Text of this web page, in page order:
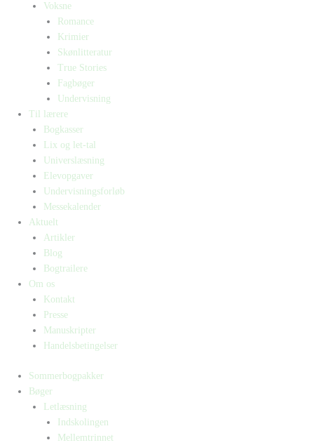
Voksne
Romance
Krimier
Skønlitteratur
True Stories
Fagbøger
Undervisning
Til lærere
Bogkasser
Lix og let-tal
Universlæsning
Elevopgaver
Undervisningsforløb
Messekalender
Aktuelt
Artikler
Blog
Bogtrailere
Om os
Kontakt
Presse
Manuskripter
Handelsbetingelser
Sommerbogpakker
Bøger
Letlæsning
Indskolingen
Mellemtrinnet